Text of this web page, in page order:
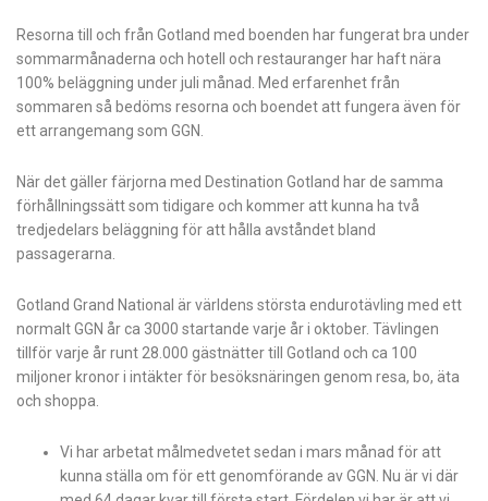
Resorna till och från Gotland med boenden har fungerat bra under
sommarmånaderna och hotell och restauranger har haft nära
100% beläggning under juli månad. Med erfarenhet från
sommaren så bedöms resorna och boendet att fungera även för
ett arrangemang som GGN.
När det gäller färjorna med Destination Gotland har de samma
förhållningssätt som tidigare och kommer att kunna ha två
tredjedelars beläggning för att hålla avståndet bland
passagerarna.
Gotland Grand National är världens största endurotävling med ett
normalt GGN år ca 3000 startande varje år i oktober. Tävlingen
tillför varje år runt 28.000 gästnätter till Gotland och ca 100
miljoner kronor i intäkter för besöksnäringen genom resa, bo, äta
och shoppa.
Vi har arbetat målmedvetet sedan i mars månad för att
kunna ställa om för ett genomförande av GGN. Nu är vi där